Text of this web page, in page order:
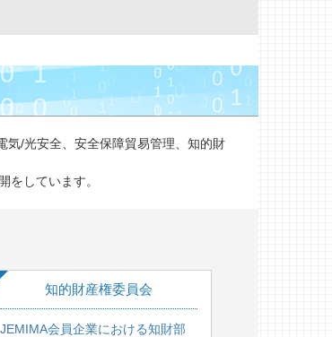
気/光安全、安全保障貿易管理、知的財
をしています。
知的財産権委員会
JEMIMA会員企業における知財部